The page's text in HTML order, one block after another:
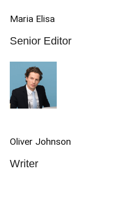
Maria Elisa
Senior Editor
Oliver Johnson
Writer